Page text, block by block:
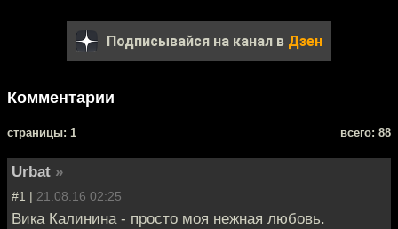
Подписывайся на канал в Дзен
Комментарии
cтраницы: 1 всего: 88
Urbat »
#1 | 21.08.16 02:25
Вика Калинина - просто моя нежная любовь.